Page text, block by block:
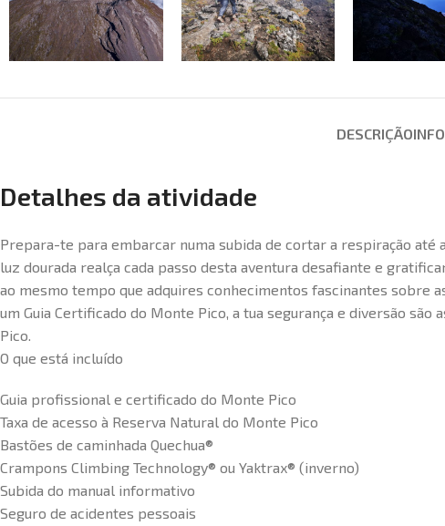
DESCRIÇÃO
Detalhes da atividade
Prepara-te para embarcar numa subida de cortar a respiração até
luz dourada realça cada passo desta aventura desafiante e
ao mesmo tempo que adquires conhecimentos fascinantes sobre
um Guia Certificado do Monte Pico, a tua segurança e diversão
Pico.
O que está incluído
Guia profissional e certificado do Monte Pico
Taxa de acesso à Reserva Natural do Monte Pico
Bastões de caminhada Quechua®
Crampons Climbing Technology® ou Yaktrax® (inverno)
Subida do manual informativo
Seguro de acidentes pessoais